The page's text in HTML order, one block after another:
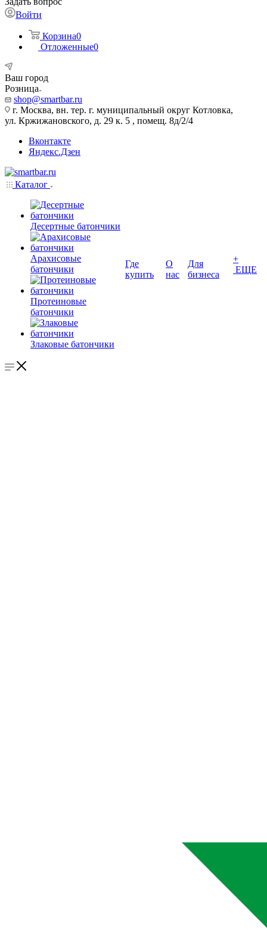
Войти
Корзина0
Отложенные0
Ваш город
Розница
shop@smartbar.ru
г. Москва, вн. тер. г. муниципальный округ Котловка,
ул. Кржижановского, д. 29 к. 5 , помещ. 8д/2/4
Вконтакте
Яндекс.Дзен
Каталог
Десертные батончики
Арахисовые
батончики
Протеиновые
батончики
Злаковые батончики
Где
купить
О
нас
Для
бизнеса
+
ЕЩЕ